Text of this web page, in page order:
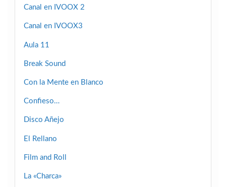
Canal en IVOOX 2
Canal en IVOOX3
Aula 11
Break Sound
Con la Mente en Blanco
Confieso…
Disco Añejo
El Rellano
Film and Roll
La «Charca»